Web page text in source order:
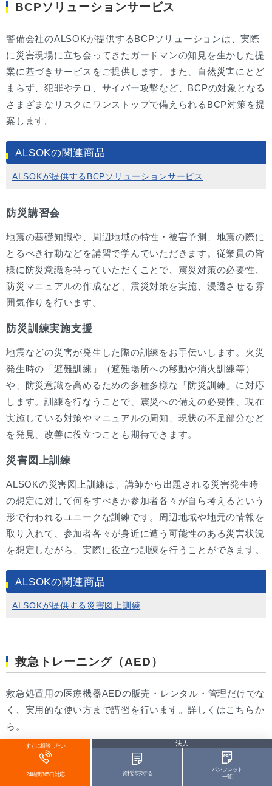
BCPソリューションサービス
警備会社のALSOKが提供するBCPソリューションは、実際
に災害現場に立ち会ってきたガードマンの知見を生かした提
案に基づきサービスをご提供します。また、自然災害にとど
まらず、犯罪やテロ、サイバー攻撃など、BCPの対象となる
さまざまなリスクにワンストップで備えられるBCP対策を提
案します。
ALSOKの関連商品
ALSOKが提供するBCPソリューションサービス
防災講習会
地震の基礎知識や、周辺地域の特性・被害予測、地震の際に
とるべき行動などを講習で学んでいただきます。従業員の皆
様に防災意識を持っていただくことで、震災対策の必要性、
防災マニュアルの作成など、震災対策を実施、浸透させる雰
囲気作りを行います。
防災訓練実施支援
地震などの災害が発生した際の訓練をお手伝いします。火災
発生時の「避難訓練」（避難場所への移動や消火訓練等）
や、防災意識を高めるための多種多様な「防災訓練」に対応
します。訓練を行なうことで、震災への備えの必要性、現在
実施している対策やマニュアルの周知、現状の不足部分など
を発見、改善に役立つことも期待できます。
災害図上訓練
ALSOKの災害図上訓練は、講師から出題される災害発生時
の想定に対して何をすべきか参加者各々が自ら考えるという
形で行われるユニークな訓練です。周辺地域や地元の情報を
取り入れて、参加者各々が身近に遭う可能性のある災害状況
を想定しながら、実際に役立つ訓練を行うことができます。
ALSOKの関連商品
ALSOKが提供する災害図上訓練
救急トレーニング（AED）
救急処置用の医療機器AEDの販売・レンタル・管理だけでな
く、実用的な使い方まで講習を行います。詳しくはこちらか
ら。
ALSOKの関連商品
すぐに相談したい
24時間365日対応
法人
資料請求する
パンフレット
一覧